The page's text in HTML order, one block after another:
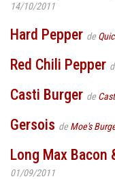
14/10/2011
Hard Pepper de
Red Chili Pepper
Casti Burger de
Gersois de Moe's
Long Max Bacon
01/09/2011